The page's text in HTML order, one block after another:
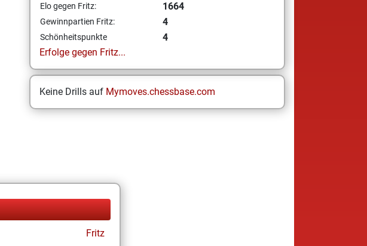
Elo gegen Fritz: 1664
Gewinnpartien Fritz: 4
Schönheitspunkte
4
Erfolge gegen Fritz...
Keine Drills auf Mymoves.chessbase.com
Fritz